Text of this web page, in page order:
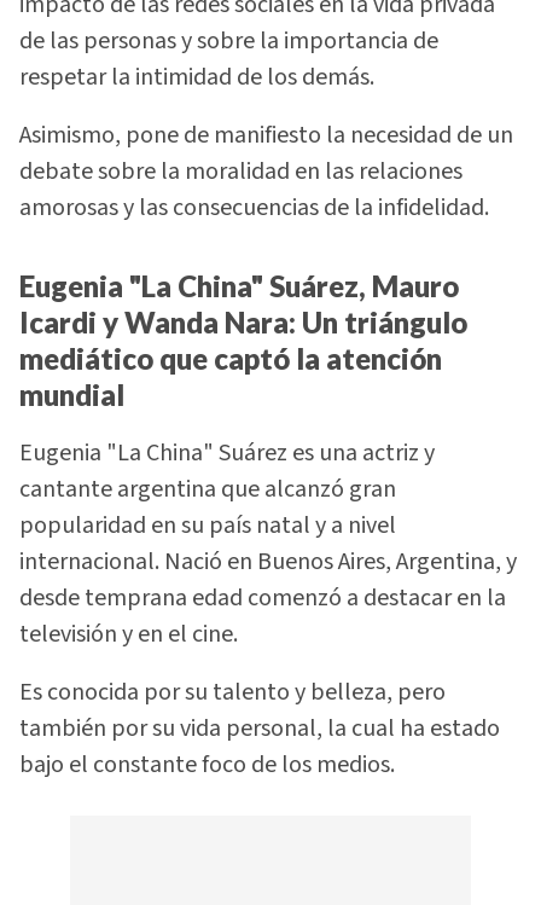
de las personas y sobre la importancia de
respetar la intimidad de los demás.
Asimismo, pone de manifiesto la necesidad de un
debate sobre la moralidad en las relaciones
amorosas y las consecuencias de la infidelidad.
Eugenia "La China" Suárez, Mauro
Icardi y Wanda Nara: Un triángulo
mediático que captó la atención
mundial
Eugenia "La China" Suárez es una actriz y
cantante argentina que alcanzó gran
popularidad en su país natal y a nivel
internacional. Nació en Buenos Aires, Argentina, y
desde temprana edad comenzó a destacar en la
televisión y en el cine.
Es conocida por su talento y belleza, pero
también por su vida personal, la cual ha estado
bajo el constante foco de los medios.